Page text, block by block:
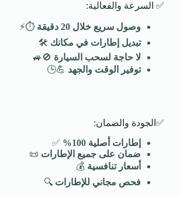
✅ السرعة والفعالية:
وصول سريع خلال 20 دقيقة
⏱️⚡
تبديل إطارات في مكانك 🛠️
لا حاجة لسحب السيارة 🚫🚙
توفير الوقت والجهد 💪🕒
✅الجودة والضمان:
إطارات أصلية 100
%
✅
ضمان على جميع الإطارات 📜
أسعار تنافسية 💰
فحص مجاني للإطارات 🔍